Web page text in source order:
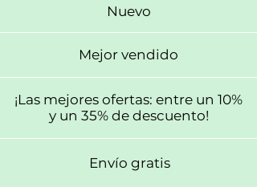
Nuevo
Mejor vendido
¡Las mejores ofertas: entre un 10%
y un 35% de descuento!
Envío gratis